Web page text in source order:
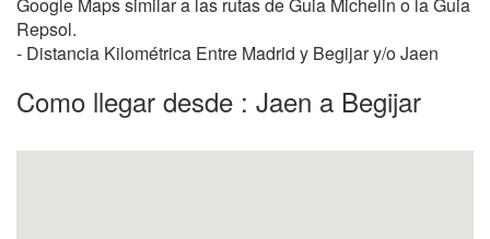
Repsol.
- Distancia Kilométrica Entre Madrid y Begijar y/o Jaen
Como llegar desde : Jaen a Begijar